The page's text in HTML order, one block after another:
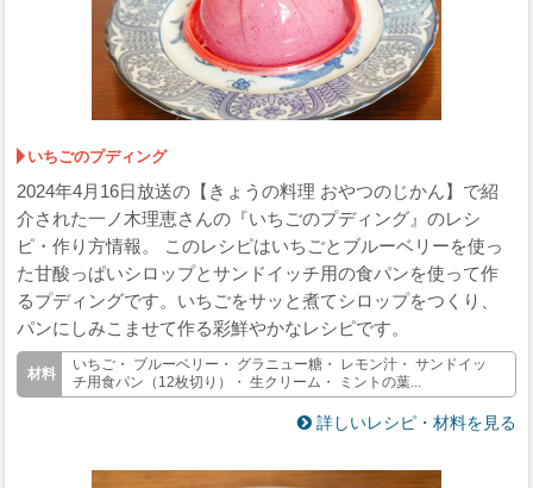
いちごのプディング
2024年4月16日放送の【きょうの料理 おやつのじかん】で紹
介された一ノ木理恵さんの『いちごのプディング』のレシ
ピ・作り方情報。 このレシピはいちごとブルーベリーを使っ
た甘酸っぱいシロップとサンドイッチ用の食パンを使って作
るプディングです。いちごをサッと煮てシロップをつくり、
パンにしみこませて作る彩鮮やかなレシピです。
いちご・ ブルーベリー・ グラニュー糖・ レモン汁・ サンドイッ
チ用食パン（12枚切り）・ 生クリーム・ ミントの葉...
詳しいレシピ・材料を見る